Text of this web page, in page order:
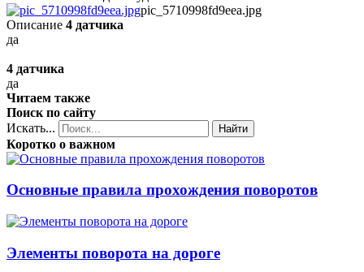
pic_5710998fd9eea.jpg
Описание 4 датчика
да
4 датчика
да
Читаем также
Поиск по сайту
Искать...
Найти
Коротко о важном
Основные правила прохождения поворотов
Элементы поворота на дороге